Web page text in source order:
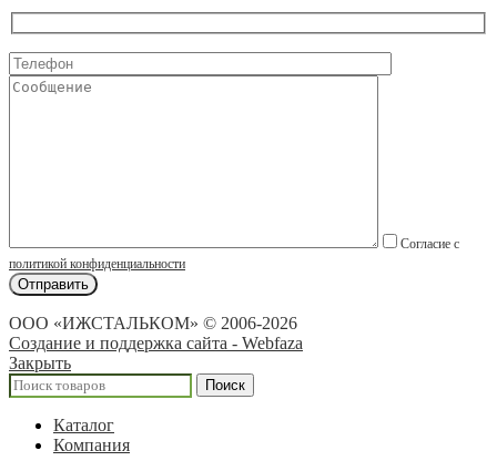
Согласие с
политикой конфиденциальности
ООО «ИЖСТАЛЬКОМ» © 2006-2026
Создание и поддержка сайта - Webfaza
Закрыть
Поиск
Каталог
Компания